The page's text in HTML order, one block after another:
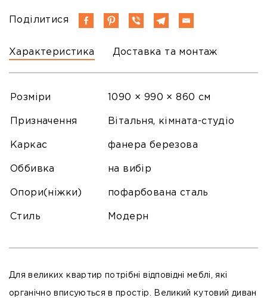
Характеристика Доставка та монтаж
Поділитися
Розміри 1090 × 990 × 860 см
Призначення Вітальня, кімната-студіо
Каркас фанера березова
Оббивка на вибір
Опори(ніжки) пофарбована сталь
Стиль Модерн
Для великих квартир потрібні відповідні меблі, які
органічно вписуються в простір. Великий кутовий диван